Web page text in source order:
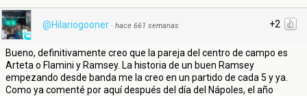
+2
@Hilariogooner · hace 661 semanas
Bueno, definitivamente creo que la pareja del centro de campo es
Arteta o Flamini y Ramsey. La historia de un buen Ramsey
empezando desde banda me la creo en un partido de cada 5 y ya.
Como ya comenté por aquí después del día del Nápoles, el año